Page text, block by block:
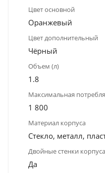
Цвет основной
Оранжевый
Цвет дополнительный
Чёрный
Объем (л)
1.8
Максимальная
1 800
Материал корпуса
Стекло, металл,
Двойные стенки корпуса
Да